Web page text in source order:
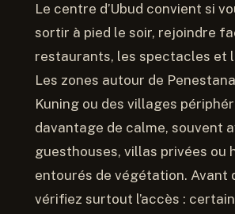
Le centre d’Ubud convient si
sortir à pied le soir, rejoindre
restaurants, les spectacles et
Les zones autour de
Kuning ou des villages
davantage de calme, souvent
guesthouses, villas privées ou
entourés de végétation. Avant
vérifiez surtout l’accès :